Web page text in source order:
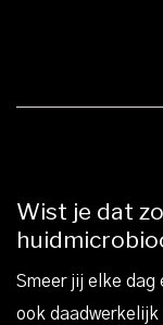
Wist je dat
Smeer jij elke dag
ook daadwerkelijk